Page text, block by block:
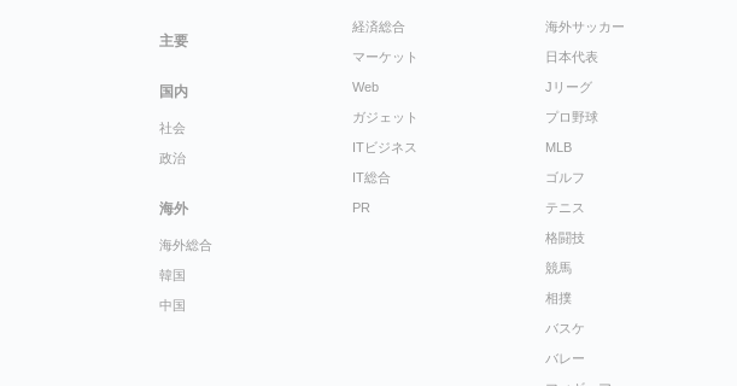
主要
国内
社会
政治
海外
海外総合
韓国
中国
経済総合
マーケット
Web
ガジェット
ITビジネス
IT総合
PR
海外サッカー
日本代表
Jリーグ
プロ野球
MLB
ゴルフ
テニス
格闘技
競馬
相撲
バスケ
バレー